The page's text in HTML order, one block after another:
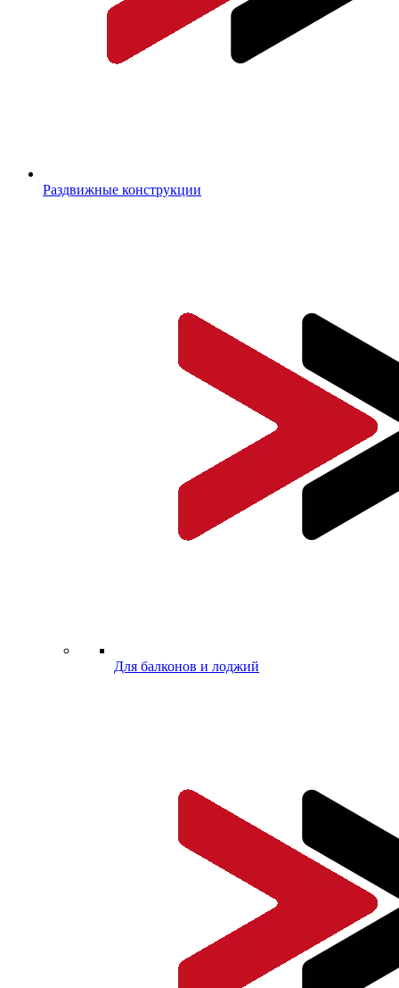
Раздвижные конструкции
Для балконов и лоджий